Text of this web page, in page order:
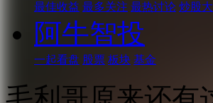
最佳收益 最多关注 最热讨论 炒股
阿牛智投
一起看盘 股票 板块 基金